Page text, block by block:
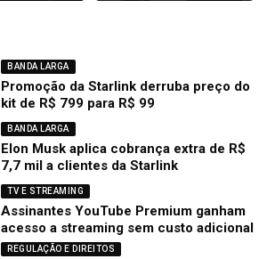
BANDA LARGA
Promoção da Starlink derruba preço do
kit de R$ 799 para R$ 99
BANDA LARGA
Elon Musk aplica cobrança extra de R$
7,7 mil a clientes da Starlink
TV E STREAMING
Assinantes YouTube Premium ganham
acesso a streaming sem custo adicional
REGULAÇÃO E DIREITOS